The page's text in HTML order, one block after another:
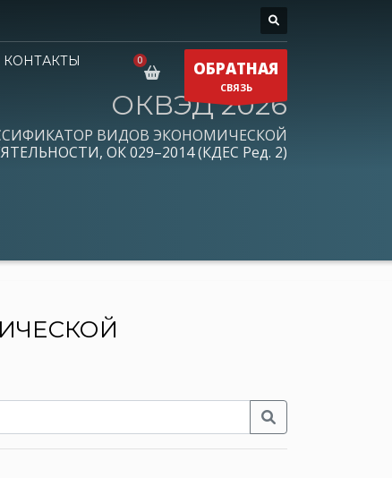
КОНТАКТЫ
ОБРАТНАЯ
СВЯЗЬ
ОКВЭД 2026
ВИДОВ ЭКОНОМИЧЕСКОЙ
ОК 029–2014 (КДЕС Ред. 2)